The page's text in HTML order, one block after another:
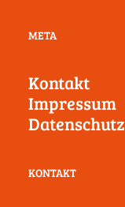
META
Kontakt
Impressum
Datenschutz
KONTAKT